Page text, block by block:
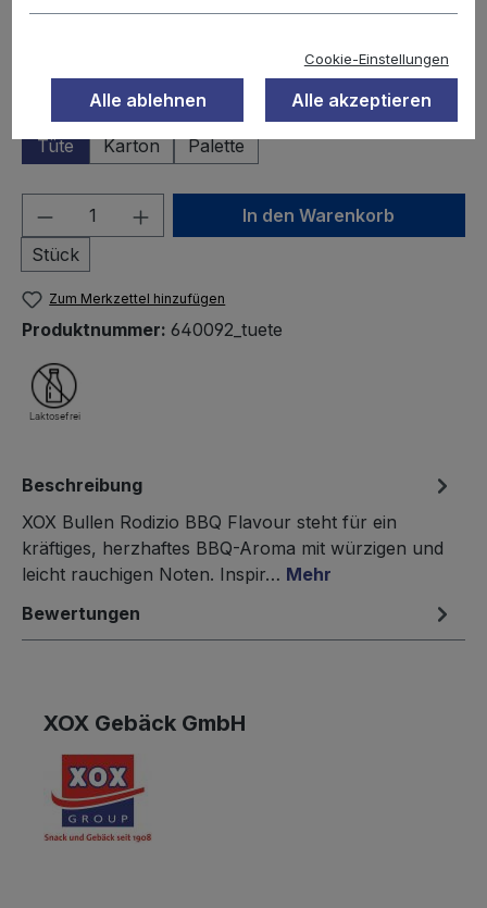
auswählen
Tüte
Karton Palette
Produkt Anzahl: Gib den
Stück
In den Warenkorb
Zum Merkzettel hinzufügen
Produktnummer: 640092_tuete
Beschreibung
XOX Bullen Rodizio BBQ Flavour steht für ein
kräftiges, herzhaftes BBQ-Aroma mit würzigen und
leicht rauchigen Noten. Inspir… Mehr
Bewertungen
XOX Gebäck GmbH
Cookie-Einstellungen
Alle ablehnen Alle akzeptieren